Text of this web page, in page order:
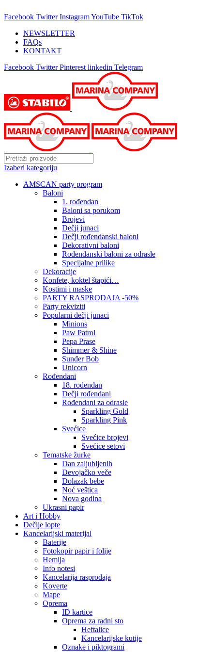
Facebook Twitter InstagramYouTube TikTok
NEWSLETTER
FAQs
KONTAKT
Facebook Twitter Pinterest linkedin Telegram
Izaberi kategoriju
AMSCAN party program
Baloni
1. rođendan
Baloni sa porukom
Brojevi
Dečji junaci
Dečji rođendanski baloni
Dekorativni baloni
Rođendanski baloni za odrasle
Specijalne prilike
Dekoracije
Konfete, koktel štapići…
Kostimi i maske
PARTY RASPRODAJA -50%
Party rekviziti
Popularni dečji junaci
Minions
Paw Patrol
Pepa Prase
Shimmer & Shine
Sunđer Bob
Unicorn
Rođendani
18. rođendan
Dečji rođendani
Rođendani za odrasle
Sparkling Gold
Sparkling Pink
Svećice
Svećice brojevi
Svećice setovi
Tematske žurke
Dan zaljubljenih
Devojačko veče
Dolazak bebe
Noć veštica
Nova godina
Ukrasni papir
Art i Hobby
Dečije lopte
Kancelarijski materijal
Baterije
Fotokopir papir i folije
Hemija
Info notesi
Kancelarija rasprodaja
Koverte
Mape
Oprema
ID kartice
Oprema za radni sto
Heftalice
Kancelarijske kutije
Oznake i piktogrami